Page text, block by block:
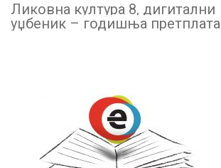
Ликовна култура 8, дигитални
уџбеник – годишња претплата